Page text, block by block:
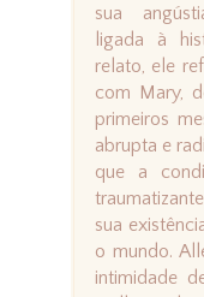
sua
ligada à
relato, ele
com Mary,
primeiros
abrupta e
que a
sua
o mundo.
intimidade